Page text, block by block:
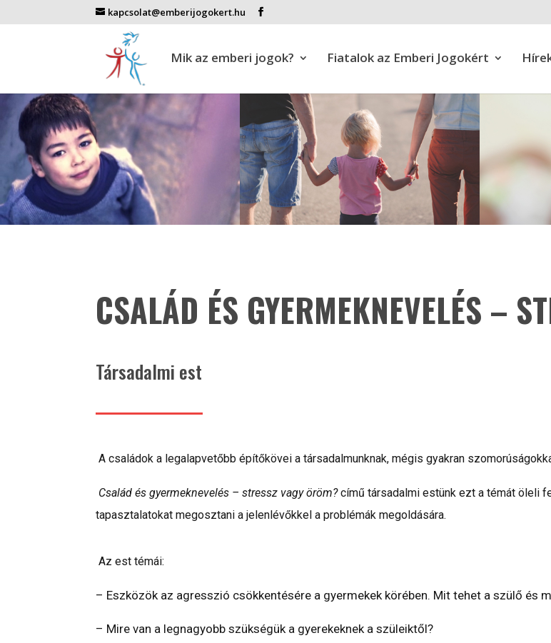
kapcsolat@emberijogokert.hu
Mik az emberi jogok? Fiatalok az Emberi Jogokért
CSALÁD ÉS GYERMEKNEVELÉS –
Társadalmi est
A családok a legalapvetőbb építőkövei a társadalmunknak, mégis gyakran
Család és gyermeknevelés – stressz vagy öröm?című társadalmi estünk ezt a témát öleli
tapasztalatokat megosztani a jelenlévőkkel a problémák megoldására.
Az est témái:
– Eszközök az agresszió csökkentésére a gyermekek körében. Mit tehet a szülő és
– Mire van a legnagyobb szükségük a gyerekeknek a szüleiktől?